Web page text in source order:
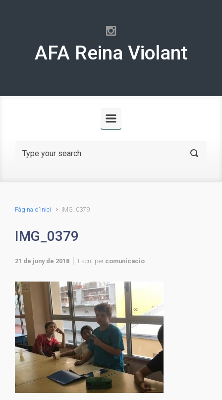
AFA Reina Violant
Pàgina d'inici IMG_0379
IMG_0379
21 de juny de 2018 Escrit per comunicacio